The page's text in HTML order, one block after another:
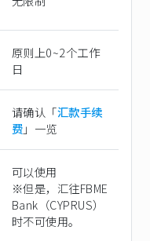
原则上0~2个工作
日
请确认「汇款手续
费」一览
可以使用
※但是，汇往FBME
Bank（CYPRUS）
时不可使用。